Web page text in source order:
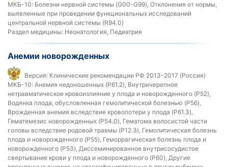
МКБ-10: Болезни нервной системы (G00-G99), Отклонения от нормы,
выявленные при проведении функциональных исследований
центральной нервной системы (R94.0)
Раздел медицины: Неонатология, Педиатрия
Анемии новорожденных
Версия: Клинические рекомендации РФ 2013-2017 (Россия)
МКБ-10: Анемия недоношенных (P61.2), Внутричерепное
нетравматическое кровоизлияние у плода и новорожденного (P52),
Водянка плода, обусловленная гемолитической болезнью (P56),
Врожденная анемия вследствие кровопотери у плода (P61.3),
Гематемезис новорожденных (P54.0), Гематома волосистой части
головы вследствие родовой травмы (P12.3), Гемолитическая болезнь
плода и новорожденного (P55), Геморрагическая болезнь плода и
новорожденного (P53), Диссеминированное внутрисосудистое
свертывание крови у плода и новорожденного (P60), Другие